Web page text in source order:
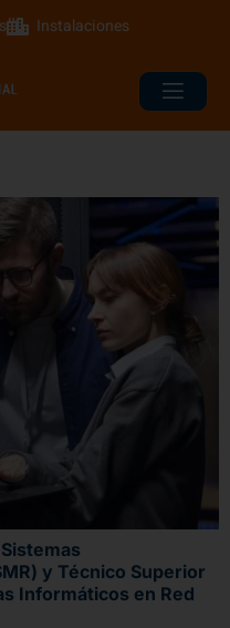
Instalaciones
y Técnico Superior
Informáticos en Red